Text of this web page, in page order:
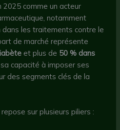
2025 comme un acteur
notamment
les traitements contre le
de marché représente
et plus de 50 % dans
capacité à imposer ses
des segments clés de la
sur plusieurs piliers :